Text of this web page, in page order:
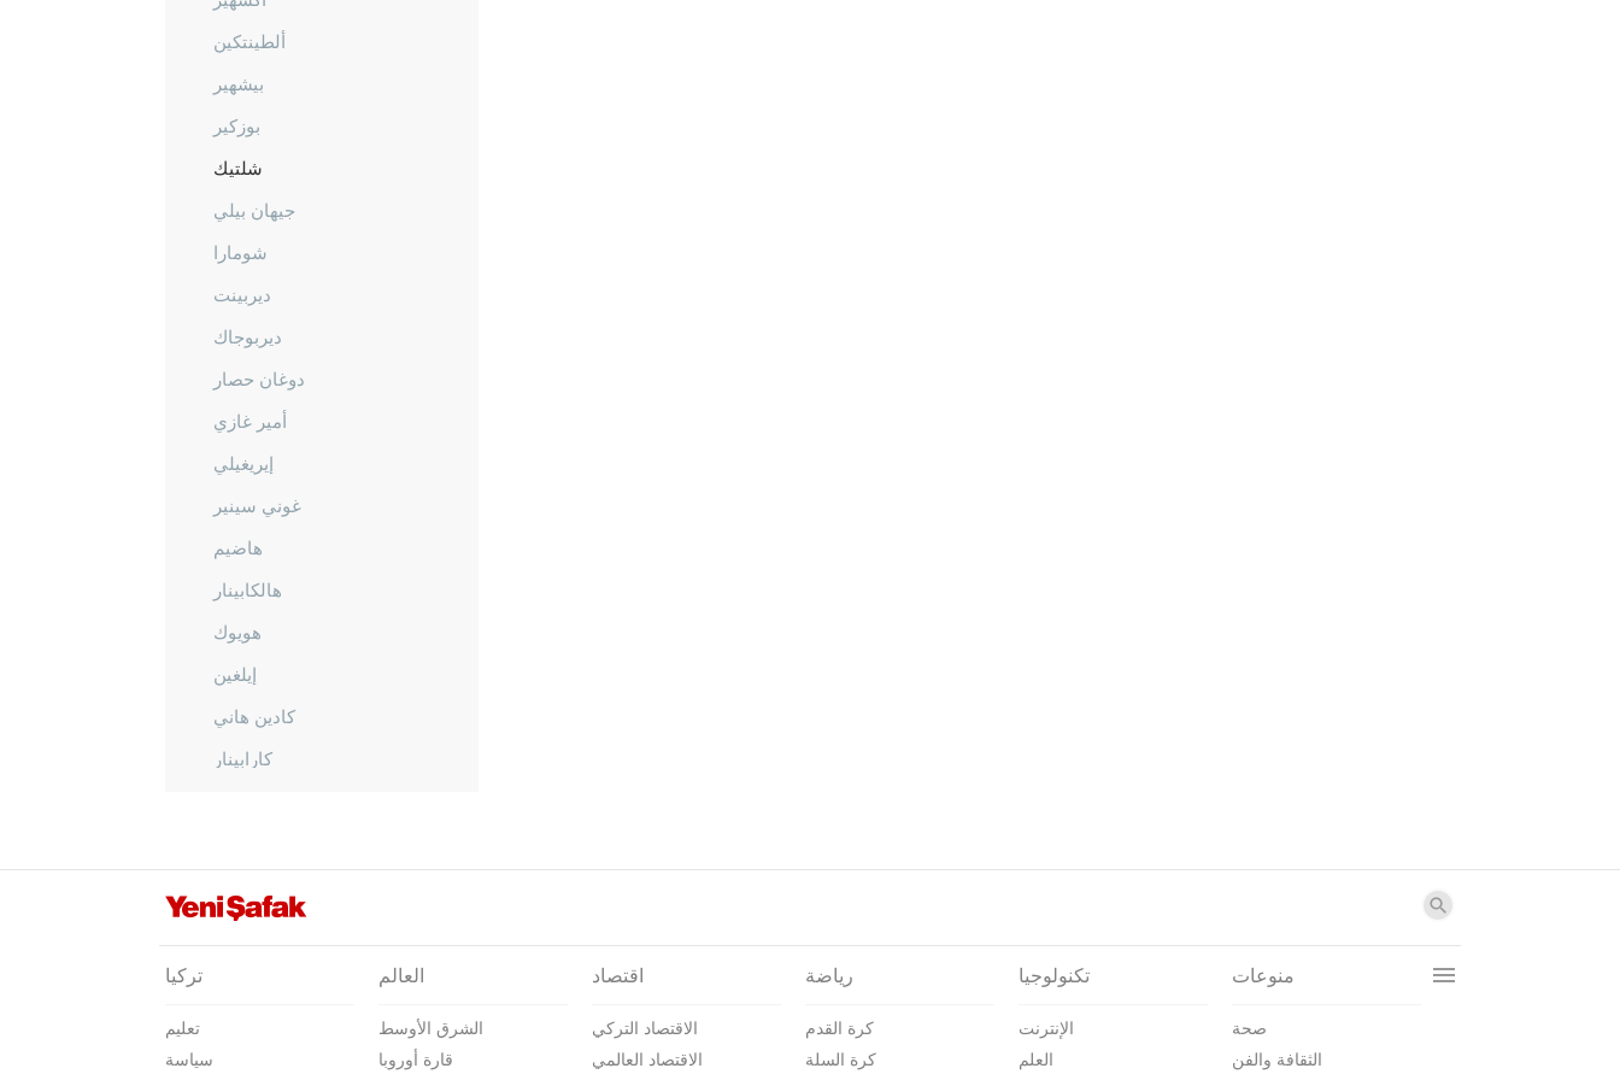
ألطينتكين
بيشهير
بوزكير
شلتيك
جيهان بيلي
شومارا
ديربينت
ديربوجاك
دوغان حصار
أمير غازي
إيريغيلي
غوني سينير
هاضيم
هالكابينار
هويوك
إيلغين
كادين هاني
كارابينار
صاراي أونو
تركيا
تعليم
سياسة
العالم
الشرق الأوسط
قارة أوروبا
اقتصاد
الاقتصاد التركي
الاقتصاد العالمي
رياضة
كرة القدم
كرة السلة
تكنولوجيا
الإنترنت
العلم
منوعات
صحة
الثقافة والفن